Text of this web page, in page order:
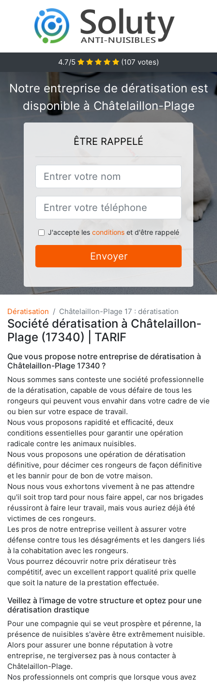
4.7/5 (107 votes)
Notre entreprise de dératisation est
disponible à Châtelaillon-Plage
ÊTRE RAPPELÉ
J'accepte les conditionset d'être rappelé
Envoyer
Dératisation Châtelaillon-Plage 17 : dératisation
Société dératisation à Châtelaillon-
Plage (17340) | TARIF
Que vous propose notre entreprise de dératisation à
Châtelaillon-Plage 17340 ?
Nous sommes sans conteste une société professionnelle
de la dératisation, capable de vous défaire de tous les
rongeurs qui peuvent vous envahir dans votre cadre de vie
ou bien sur votre espace de travail.
Nous vous proposons rapidité et efficacité, deux
conditions essentielles pour garantir une opération
radicale contre les animaux nuisibles.
Nous vous proposons une opération de dératisation
définitive, pour décimer ces rongeurs de façon définitive
et les bannir pour de bon de votre maison.
Nous nous vous exhortons vivement à ne pas attendre
qu'il soit trop tard pour nous faire appel, car nos brigades
réussiront à faire leur travail, mais vous auriez déjà été
victimes de ces rongeurs.
Les pros de notre entreprise veillent à assurer votre
défense contre tous les désagréments et les dangers liés
à la cohabitation avec les rongeurs.
Vous pourrez découvrir notre prix dératiseur très
compétitif, avec un excellent rapport qualité prix quelle
que soit la nature de la prestation effectuée.
Veillez à l'image de votre structure et optez pour une
dératisation drastique
Pour une compagnie qui se veut prospère et pérenne, la
présence de nuisibles s'avère être extrêmement nuisible.
Alors pour assurer une bonne réputation à votre
entreprise, ne tergiversez pas à nous contacter à
Châtelaillon-Plage.
Nos professionnels ont compris que lorsque vous avez